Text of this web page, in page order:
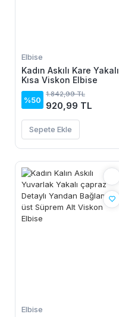
Elbise
Kadın Askılı Kare Yakalı
Kısa Viskon Elbise
%50
1.842,99 TL
920,99 TL
Sepete Ekle
Elbise